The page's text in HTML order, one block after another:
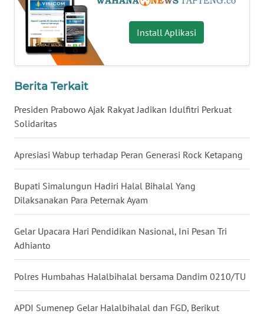
Install Aplikasi
Berita Terkait
Presiden Prabowo Ajak Rakyat Jadikan Idulfitri Perkuat
Solidaritas
Apresiasi Wabup terhadap Peran Generasi Rock Ketapang
Bupati Simalungun Hadiri Halal Bihalal Yang
Dilaksanakan Para Peternak Ayam
Gelar Upacara Hari Pendidikan Nasional, Ini Pesan Tri
Adhianto
Polres Humbahas Halalbihalal bersama Dandim 0210/TU
APDI Sumenep Gelar Halalbihalal dan FGD, Berikut
WN
KALTARA
WN
KALSEL
WN
KALTIM
WN
SULSEL
WN
GORONTALO
WN